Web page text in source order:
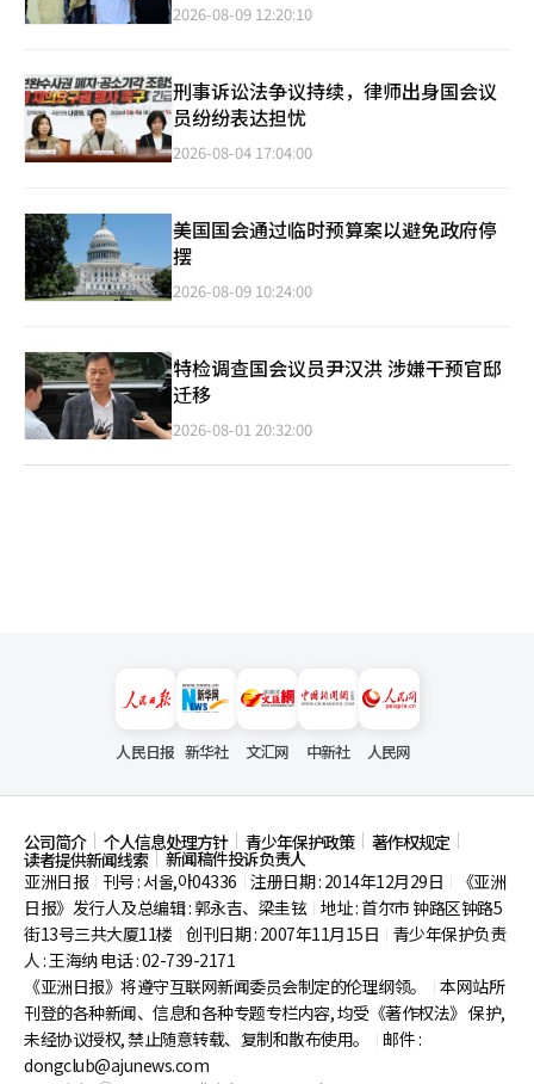
2026-08-09 12:20:10
刑事诉讼法争议持续，律师出身国会议
员纷纷表达担忧
2026-08-04 17:04:00
美国国会通过临时预算案以避免政府停
摆
2026-08-09 10:24:00
特检调查国会议员尹汉洪 涉嫌干预官邸
迁移
2026-08-01 20:32:00
人民日报 新华社 文汇网 中新社 人民网
公司简介 个人信息处理方针 青少年保护政策 著作权规定
读者提供新闻线索
新闻稿件投诉负责人
亚洲日报
刊号 : 서울,아04336 注册日期 : 2014年12月29日
《亚洲
日报》发行人及总编辑 : 郭永吉、梁圭铉 地址 : 首尔市钟路区钟路5
街13号三共大厦11楼 创刊日期 : 2007年11月15日
青少年保护负责
人 : 王海纳 电话 : 02-739-2171
《亚洲日报》将遵守互联网新闻委员会制定的伦理纲领。
本网站所
刊登的各种新闻、信息和各种专题专栏内容, 均受《著作权法》 保护,
未经协议授权, 禁止随意转载、复制和散布使用。
邮件 :
dongclub@ajunews.com